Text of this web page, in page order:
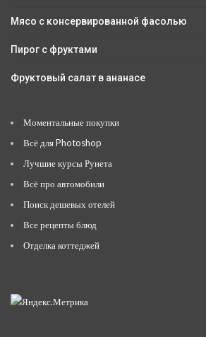
Мясо с консервированной фасолью
Пирог с фруктами
Фруктовый салат в ананасе
Моментальные покупки
Всё для Photoshop
Лучшие курсы Рунета
Всё про автомобили
Поиск дешевых отелей
Все рецепты блюд
Отделка коттеджей